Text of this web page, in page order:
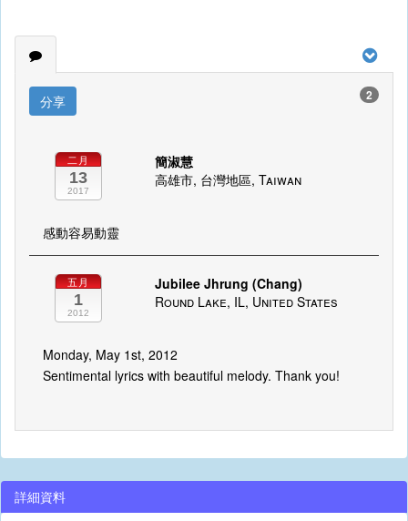
分享 2
二月
13
2017
簡淑慧
高雄市, 台灣地區, Taiwan
感動容易動靈
五月
1
2012
Jubilee Jhrung (Chang)
Round Lake, IL, United States
Monday, May 1st, 2012
Sentimental lyrics with beautiful melody. Thank you!
詳細資料